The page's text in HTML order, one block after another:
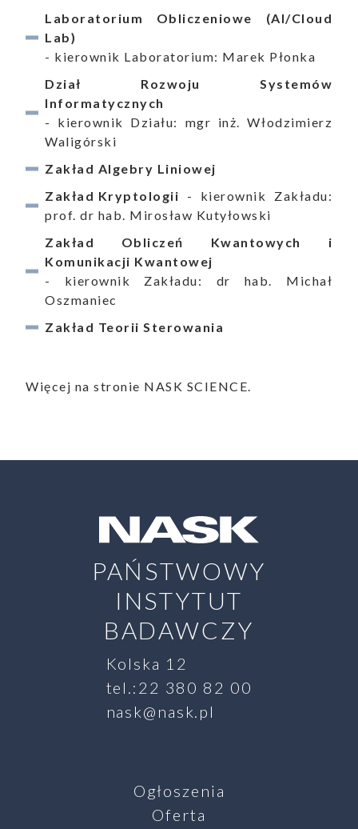
Laboratorium Obliczeniowe (AI/Cloud
Lab)
- kierownik Laboratorium: Marek Płonka
Dział Rozwoju Systemów
Informatycznych
- kierownik Działu: mgr inż. Włodzimierz
Waligórski
Zakład Algebry Liniowej
Zakład Kryptologii - kierownik Zakładu:
prof. dr hab. Mirosław Kutyłowski
Zakład Obliczeń Kwantowych i
Komunikacji Kwantowej
- kierownik Zakładu: dr hab. Michał
Oszmaniec
Zakład Teorii Sterowania
Więcej na stronie NASK SCIENCE.
PAŃSTWOWY
INSTYTUT
BADAWCZY
Kolska 12
tel.:22 380 82 00
nask@nask.pl
Ogłoszenia
Oferta